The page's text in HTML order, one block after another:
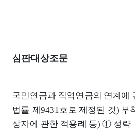
심판대상조문
국민연금과 직역연금의 연계에
법률 제9431호로 제정된 것) 부
상자에 관한 적용례 등) ① 생략